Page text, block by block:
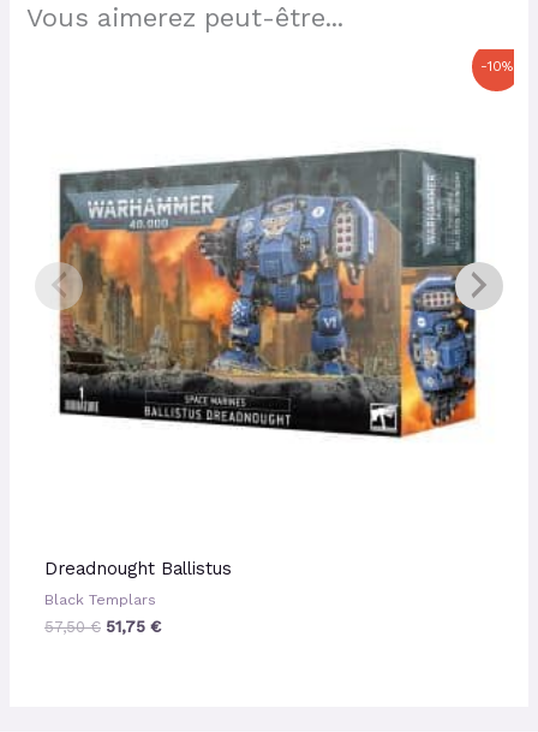
Vous aimerez peut-être...
-10%
Dreadnought Ballistus
Black Templars
57,50€ 51,75€